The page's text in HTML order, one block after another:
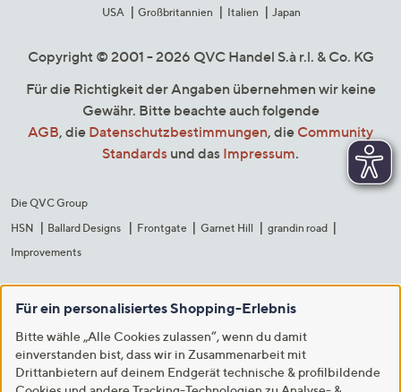
USA
Großbritannien Italien Japan
Copyright © 2001 - 2026 QVC Handel S.à r.l. & Co. KG
Für die Richtigkeit der Angaben übernehmen wir keine
Gewähr. Bitte beachte auch folgende
AGB, die Datenschutzbestimmungen, die Community
Standards und das Impressum.
Die QVC Group
HSN
Ballard Designs Frontgate Garnet Hill
grandin road
Improvements
Für ein personalisiertes Shopping-Erlebnis
Bitte wähle „Alle Cookies zulassen“, wenn du damit
einverstanden bist, dass wir in Zusammenarbeit mit
Drittanbietern auf deinem Endgerät technische & profilbildende